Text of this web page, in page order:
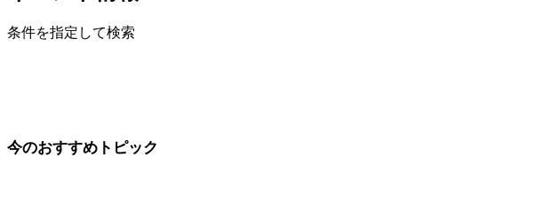
条件を指定して検索
今のおすすめトピック